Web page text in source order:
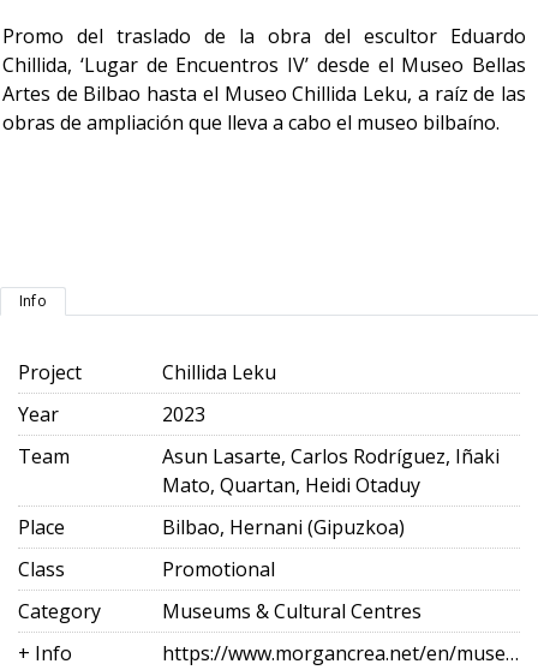
Promo del traslado de la obra del escultor Eduardo
Chillida, ‘Lugar de Encuentros IV’ desde el Museo Bellas
Artes de Bilbao hasta el Museo Chillida Leku, a raíz de las
obras de ampliación que lleva a cabo el museo bilbaíno.
Info
Project
Chillida Leku
Year
2023
Team
Asun Lasarte, Carlos Rodríguez, Iñaki
Mato, Quartan, Heidi Otaduy
Place
Bilbao, Hernani (Gipuzkoa)
Class
Promotional
Category
Museums & Cultural Centres
+ Info
https://www.morgancrea.net/en/museochillidaleku.html